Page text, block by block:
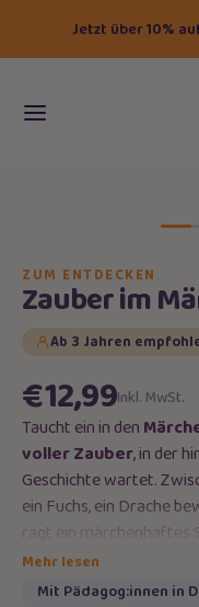
Jetzt über 10%
ZUM ENTDECKEN
Zauber im
Ab 3 Jahren
€12,99Inkl. MwSt.
Taucht ein in den
voller Zauber, in der
Geschichte wartet.
ein Fuchs, ein Drache
ragt ein märchenhaftes
durch das Dickicht und
Überraschungenzu
Mehr lesen
Mit Pädagog:innen in